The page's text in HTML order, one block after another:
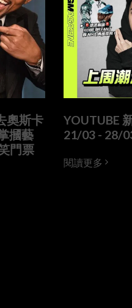
奧斯卡
摑藝
門票
YOUTUBE
21/03 - 28/
閱讀更多